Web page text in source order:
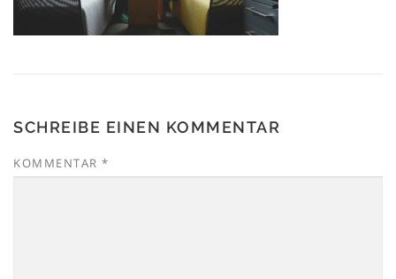
SCHREIBE EINEN KOMMENTAR
KOMMENTAR *